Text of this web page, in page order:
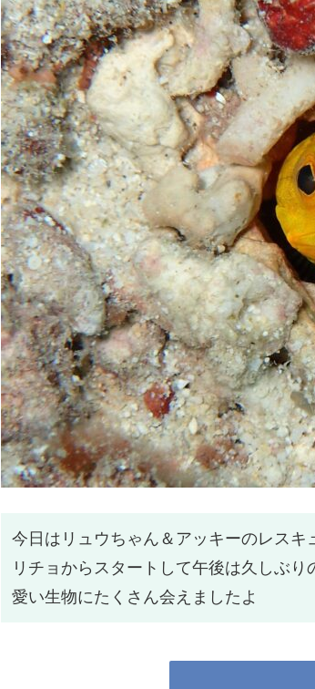
今日はリュウちゃん＆アッキーのレス
リチョからスタートして午後は久しぶ
愛い生物にたくさん会えましたよ